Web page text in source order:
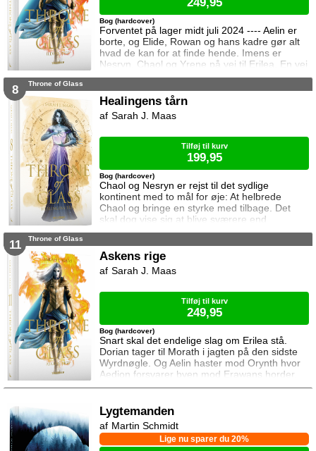
Forventet på lager midt juli 2024 ---- Aelin er
borte, og Elide, Rowan og hans kadre gør alt
hvad de kan for at finde hende. Imens er
Nesryn, Chaol og Yrene på vej til Erilea. En vej
der fører dem forbi Chaols barndomshjem
kæmper Aedion mod Erawans fremrykkende
styrker og sin vrede over den aftale Aelin og
Lysandra har indgået. Og Dorian og Manon
Bog (hardcover)
8 Throne of Glass
Healingens tårn
Chaol og Nesryn er rejst til det sydlige
kontinent med to mål for øje: At helbrede
Chaol og bringe en styrke med tilbage. Det
skal dog vise sig at blive sværere end
forventet, for khaganen, det sydlige kontinents
træffe en beslutning her og nu. Da en healer
bliver myrdet under mystiske omstændigheder,
frygter Chaol og Nesryn at Valkerne er fulgt
Bog (hardcover)
Sarah J. Maas
Tilføj til kurv
199,95
11 Throne of Glass
Askens rige
Snart skal det endelige slag om Erilea stå.
Dorian tager til Morath i jagten på den sidste
Wyrdnøgle. Og Aelin haster mod Orynth hvor
Aedion forsvarer byen mod Erawans horder.
Heldigvis er han ikke alene. Men kan deres
mod Erawans rædsler?
Bog (hardcover)
Sarah J. Maas
Tilføj til kurv
249,95
Lygtemanden
Lige nu sparer du 20%
Martin Schmidt